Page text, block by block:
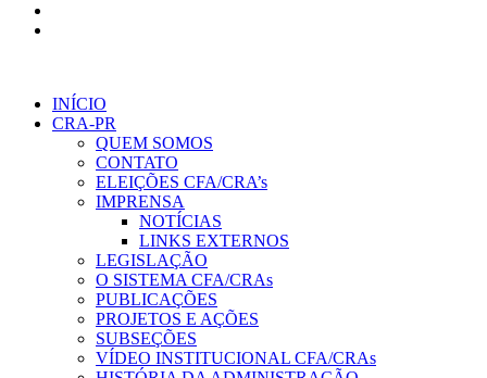
INÍCIO
CRA-PR
QUEM SOMOS
CONTATO
ELEIÇÕES CFA/CRA’s
IMPRENSA
NOTÍCIAS
LINKS EXTERNOS
LEGISLAÇÃO
O SISTEMA CFA/CRAs
PUBLICAÇÕES
PROJETOS E AÇÕES
SUBSEÇÕES
VÍDEO INSTITUCIONAL CFA/CRAs